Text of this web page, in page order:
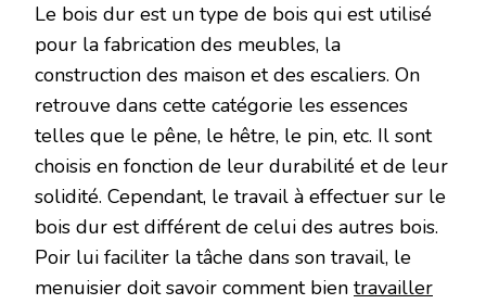
Le bois dur est un type de bois qui est utilisé
pour la fabrication des meubles, la
construction des maison et des escaliers. On
retrouve dans cette catégorie les essences
telles que le pêne, le hêtre, le pin, etc. Il sont
choisis en fonction de leur durabilité et de leur
solidité. Cependant, le travail à effectuer sur le
bois dur est différent de celui des autres bois.
Poir lui faciliter la tâche dans son travail, le
menuisier doit savoir comment bien travailler